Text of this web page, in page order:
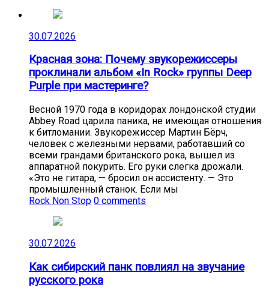
30.07.2026
Красная зона: Почему звукорежиссеры
проклинали альбом «In Rock» группы Deep
Purple при мастеринге?
Весной 1970 года в коридорах лондонской студии
Abbey Road царила паника, не имеющая отношения
к битломании. Звукорежиссер Мартин Бёрч,
человек с железными нервами, работавший со
всеми грандами британского рока, вышел из
аппаратной покурить. Его руки слегка дрожали.
«Это не гитара, — бросил он ассистенту. — Это
промышленный станок. Если мы
Rock Non Stop 0 comments
30.07.2026
Как сибирский панк повлиял на звучание
русского рока